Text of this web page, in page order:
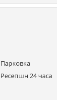
Парковка
Ресепшн 24 часа